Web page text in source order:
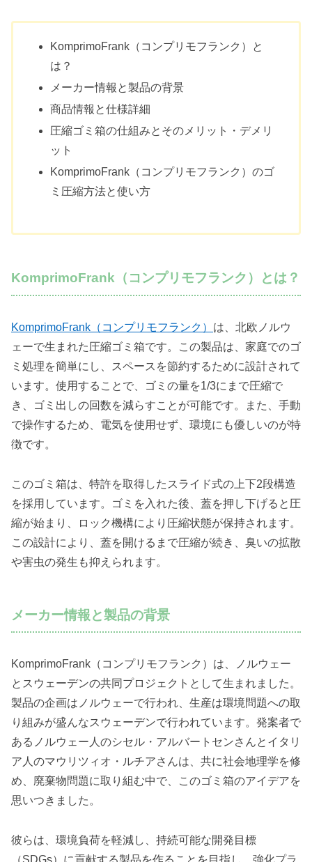
KomprimoFrank（コンプリモフランク）と
は？
メーカー情報と製品の背景
商品情報と仕様詳細
圧縮ゴミ箱の仕組みとそのメリット・デメリ
ット
KomprimoFrank（コンプリモフランク）のゴ
ミ圧縮方法と使い方
KomprimoFrank（コンプリモフランク）とは？
KomprimoFrank（コンプリモフランク） は、北欧ノルウ
ェーで生まれた圧縮ゴミ箱です。この製品は、家庭でのゴ
ミ処理を簡単にし、スペースを節約するために設計されて
います。使用することで、ゴミの量を1/3にまで圧縮で
き、ゴミ出しの回数を減らすことが可能です。また、手動
で操作するため、電気を使用せず、環境にも優しいのが特
徴です。
このゴミ箱は、特許を取得したスライド式の上下2段構造
を採用しています。ゴミを入れた後、蓋を押し下げると圧
縮が始まり、ロック機構により圧縮状態が保持されます。
この設計により、蓋を開けるまで圧縮が続き、臭いの拡散
や害虫の発生も抑えられます。
メーカー情報と製品の背景
KomprimoFrank（コンプリモフランク）は、ノルウェー
とスウェーデンの共同プロジェクトとして生まれました。
製品の企画はノルウェーで行われ、生産は環境問題への取
り組みが盛んなスウェーデンで行われています。発案者で
あるノルウェー人のシセル・アルバートセンさんとイタリ
ア人のマウリツィオ・ルチアさんは、共に社会地理学を修
め、廃棄物問題に取り組む中で、このゴミ箱のアイデアを
思いつきました。
彼らは、環境負荷を軽減し、持続可能な開発目標